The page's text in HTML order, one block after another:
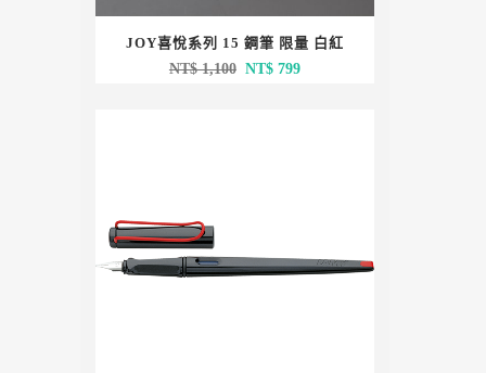
JOY喜悅系列 15 鋼筆 限量 白紅
NT$1,100 原
NT$799目